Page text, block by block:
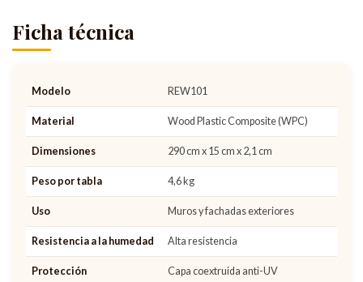
Ficha técnica
Modelo REW101
Material Wood Plastic Composite (WPC)
Dimensiones 290 cm x 15 cm x 2,1 cm
Peso por tabla 4,6 kg
Uso Muros y fachadas exteriores
Resistencia a la humedad Alta resistencia
Protección Capa coextruida anti-UV